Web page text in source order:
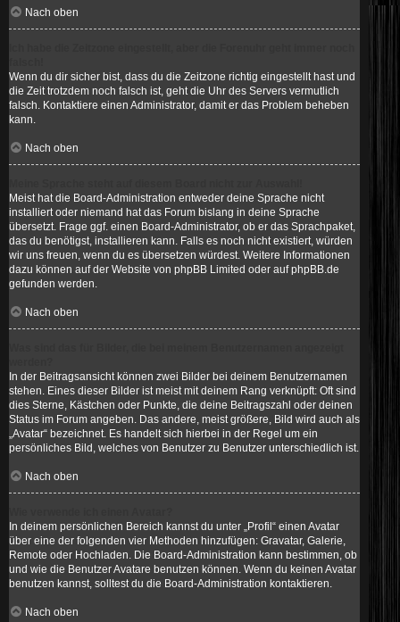
Nach oben
Wenn du dir sicher bist, dass du die Zeitzone richtig eingestellt hast und
die Zeit trotzdem noch falsch ist, geht die Uhr des Servers vermutlich
falsch. Kontaktiere einen Administrator, damit er das Problem beheben
kann.
Nach oben
Meist hat die Board-Administration entweder deine Sprache nicht
installiert oder niemand hat das Forum bislang in deine Sprache
übersetzt. Frage ggf. einen Board-Administrator, ob er das Sprachpaket,
das du benötigst, installieren kann. Falls es noch nicht existiert, würden
wir uns freuen, wenn du es übersetzen würdest. Weitere Informationen
dazu können auf der Website von phpBB Limited oder aufphpBB.de
gefunden werden.
Nach oben
In der Beitragsansicht können zwei Bilder bei deinem Benutzernamen
stehen. Eines dieser Bilder ist meist mit deinem Rang verknüpft: Oft sind
dies Sterne, Kästchen oder Punkte, die deine Beitragszahl oder deinen
Status im Forum angeben. Das andere, meist größere, Bild wird auch als
„Avatar“ bezeichnet. Es handelt sich hierbei in der Regel um ein
persönliches Bild, welches von Benutzer zu Benutzer unterschiedlich ist.
Nach oben
In deinem persönlichen Bereich kannst du unter „Profil“ einen Avatar
über eine der folgenden vier Methoden hinzufügen: Gravatar, Galerie,
Remote oder Hochladen. Die Board-Administration kann bestimmen, ob
und wie die Benutzer Avatare benutzen können. Wenn du keinen Avatar
benutzen kannst, solltest du die Board-Administration kontaktieren.
Nach oben